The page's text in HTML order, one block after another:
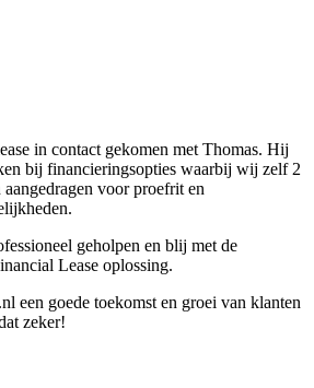
in contact gekomen met Thomas. Hij
bij financieringsopties waarbij wij zelf 2
aangedragen voor proefrit en
geholpen en blij met de
Lease oplossing.
een goede toekomst en groei van klanten
zeker!